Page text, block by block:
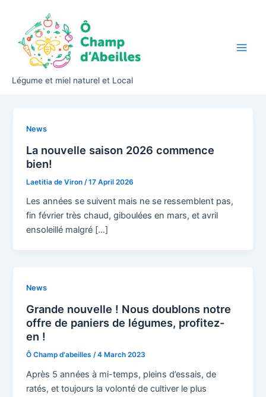
content
Légume et miel naturel et Local
News
La nouvelle saison 2026 commence
bien!
Laetitia de Viron /17 April 2026
Les années se suivent mais ne se ressemblent pas,
fin février très chaud, giboulées en mars, et avril
ensoleillé malgré […]
News
Grande nouvelle ! Nous doublons notre
offre de paniers de légumes, profitez-
en !
Ô Champ d'abeilles/4 March 2023
Après 5 années à mi-temps, pleins d’essais, de
ratés, et toujours la volonté de cultiver le plus